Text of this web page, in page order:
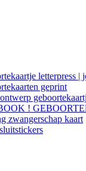
letterpress |
geprint
!
zwangerschap kaart